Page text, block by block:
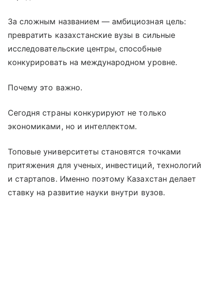
За сложным названием — амбициозная цель:
превратить казахстанские вузы в сильные
исследовательские центры, способные
конкурировать на международном уровне.
Почему это важно.
Сегодня страны конкурируют не только
экономиками, но и интеллектом.
Топовые университеты становятся точками
притяжения для ученых, инвестиций, технологий
и стартапов. Именно поэтому Казахстан делает
ставку на развитие науки внутри вузов.